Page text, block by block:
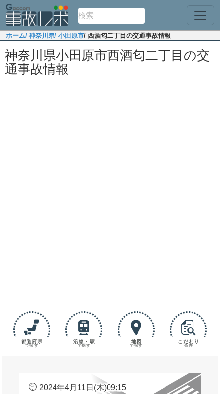
ホーム/ 神奈川県/ 小田原市/ 西酒匂二丁目の交通事故情報
神奈川県小田原市西酒匂二丁目の交
通事故情報
都道府県
で探す
沿線・駅
で探す
地図
で探す
こだわり
条件
2024年4月11日(木)09:15